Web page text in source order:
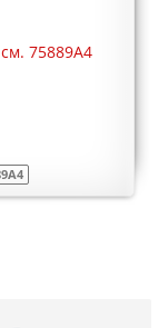
75889A4